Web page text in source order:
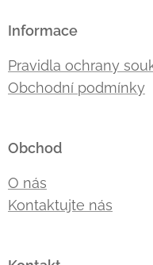
Informace
Pravidla ochrany
Obchodní podmínky
Obchod
O nás
Kontaktujte nás